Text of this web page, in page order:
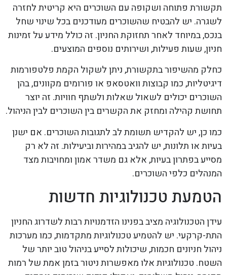
תקשורת פתוחה ושקופה עם השוכרים היא קריטית לחזרה
לשגרה. יש להבטיח שהשוכרים מעודכנים בכל שינוי שחל
בנכס, במיוחד לאחר תחזוקת החניון. זה כולל מידע על זמינות
חניון, שעות פעילות, ושירותים נוספים המוצעים.
כחלק מהשיפור בתקשורת, ניתן לשקול הקמת פלטפורמות
דיגיטליות, כמו קבוצות וואטסאפ או פורומים מקוונים, בהן
השוכרים יכולים לשאול שאלות ולשתף חוויות. זה יוצר
תחושת קהילה ומחזק את הקשרים בין השוכרים לבין הניהול.
כמו כן, יש להקדיש תשומת לב לתגובות השוכרים. אם ישנן
בעיות או תלונות, יש להגיב במהירות וביעילות. זה לא רק
מסייע בפתרון בעיות, אלא גם משדר אמון ומחויבות מצד
המנהלים כלפי השוכרים.
הטמעת טכנולוגיות חדשות
עידן הטכנולוגיה מציב בפנינו הזדמנויות רבות לשדרוג החניון
התת-קרקעי. יש להטמיע טכנולוגיות מתקדמות, כמו מערכות
ניהול חניונים חכמות, שיכולות לסייע בניהול טוב יותר של
השטח. טכנולוגיות אלו מאפשרות ניטור בזמן אמת של רמות